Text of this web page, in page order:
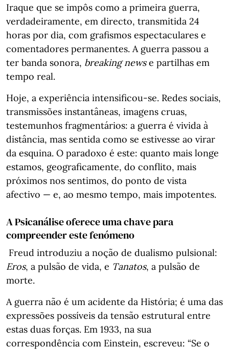
Iraque que se impôs como a primeira guerra,
verdadeiramente, em directo, transmitida 24
horas por dia, com grafismos espectaculares e
comentadores permanentes. A guerra passou a
ter banda sonora, breaking newse partilhas em
tempo real.
Hoje, a experiência intensificou-se. Redes sociais,
transmissões instantâneas, imagens cruas,
testemunhos fragmentários: a guerra é vivida à
distância, mas sentida como se estivesse ao virar
da esquina. O paradoxo é este: quanto mais longe
estamos, geograficamente, do conflito, mais
próximos nos sentimos, do ponto de vista
afectivo — e, ao mesmo tempo, mais impotentes.
A Psicanálise oferece uma chave para
compreender este fenómeno
Freud introduziu a noção de dualismo pulsional:
Eros, a pulsão de vida, e Tanatos, a pulsão de
morte.
A guerra não é um acidente da História; é uma das
expressões possíveis da tensão estrutural entre
estas duas forças. Em 1933, na sua
correspondência com Einstein, escreveu: “Se o